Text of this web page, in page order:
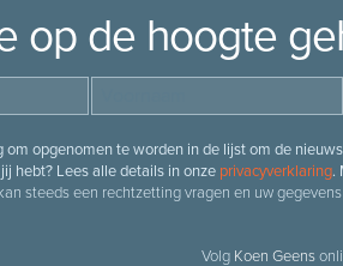
op de hoogte
opgenomen te worden in de lijst om de
hebt? Lees alle details in onze privacyverklaring.
steeds een rechtzetting vragen en uw
Volg Koen Geens